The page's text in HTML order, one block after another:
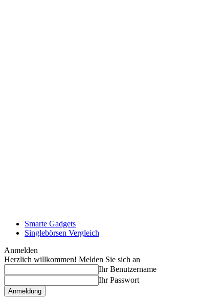
Smarte Gadgets
Singlebörsen Vergleich
Anmelden
Herzlich willkommen! Melden Sie sich an
Ihr Benutzername
Ihr Passwort